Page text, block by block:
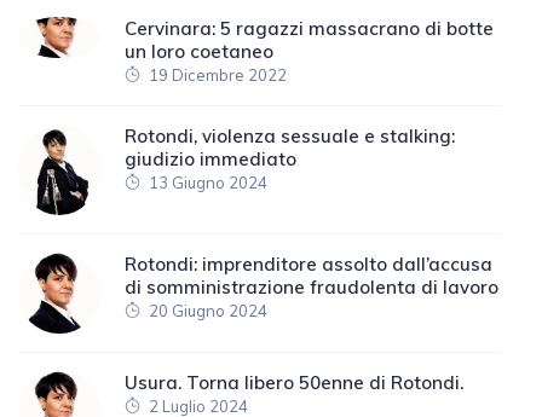
Cervinara: 5 ragazzi massacrano di botte
un loro coetaneo
19 Dicembre 2022
Rotondi, violenza sessuale e stalking:
giudizio immediato
13 Giugno 2024
Rotondi: imprenditore assolto dall’accusa
di somministrazione fraudolenta di lavoro
20 Giugno 2024
Usura. Torna libero 50enne di Rotondi.
2 Luglio 2024